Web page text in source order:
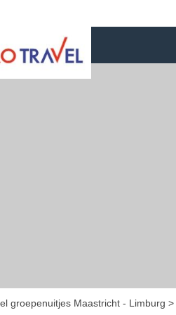
groepenuitjes Maastricht - Limburg